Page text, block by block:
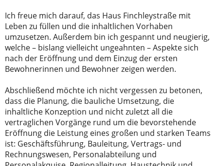
Ich freue mich darauf, das Haus Finchleystraße mit
Leben zu füllen und die inhaltlichen Vorhaben
umzusetzen. Außerdem bin ich gespannt und neugierig,
welche – bislang vielleicht ungeahnten – Aspekte sich
nach der Eröffnung und dem Einzug der ersten
Bewohnerinnen und Bewohner zeigen werden.
Abschließend möchte ich nicht vergessen zu betonen,
dass die Planung, die bauliche Umsetzung, die
inhaltliche Konzeption und nicht zuletzt all die
vertraglichen Vorgänge rund um die bevorstehende
Eröffnung die Leistung eines großen und starken Teams
ist: Geschäftsführung, Bauleitung, Vertrags- und
Rechnungswesen, Personalabteilung und